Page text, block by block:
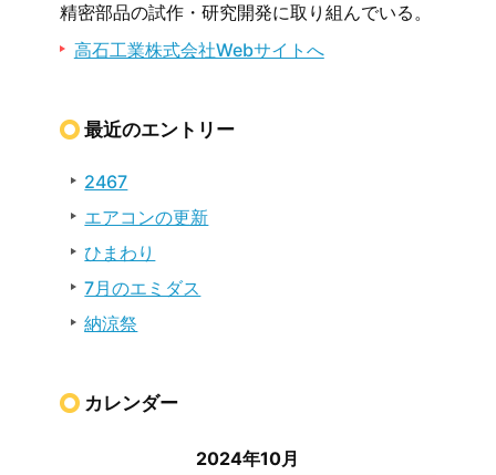
精密部品の試作・研究開発に取り組んでいる。
高石工業株式会社Webサイトへ
最近のエントリー
2467
エアコンの更新
ひまわり
7月のエミダス
納涼祭
カレンダー
2024年10月